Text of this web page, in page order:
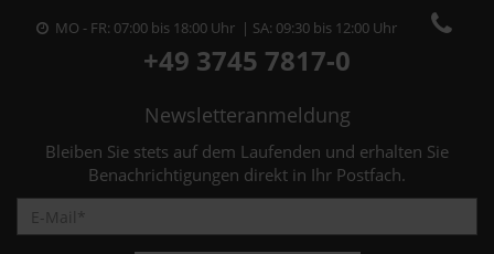
MO - FR: 07:00 bis 18:00 Uhr | SA: 09:30 bis 12:00 Uhr
+49 3745 7817-0
Newsletteranmeldung
Bleiben Sie stets auf dem Laufenden und erhalten Sie
Benachrichtigungen direkt in Ihr Postfach.